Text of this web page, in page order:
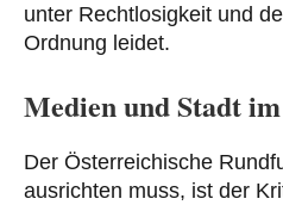
unter Rechtlosigkeit und
Ordnung leidet.
Medien und Stadt
Der Österreichische
ausrichten muss, ist der